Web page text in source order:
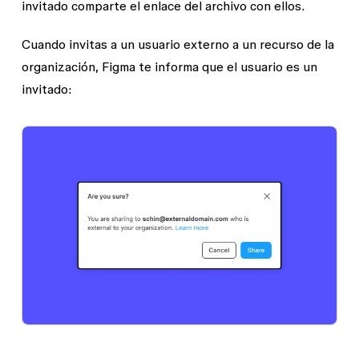
invitado comparte el enlace del archivo con ellos.
Cuando invitas a un usuario externo a un recurso de la
organización, Figma te informa que el usuario es un
invitado: